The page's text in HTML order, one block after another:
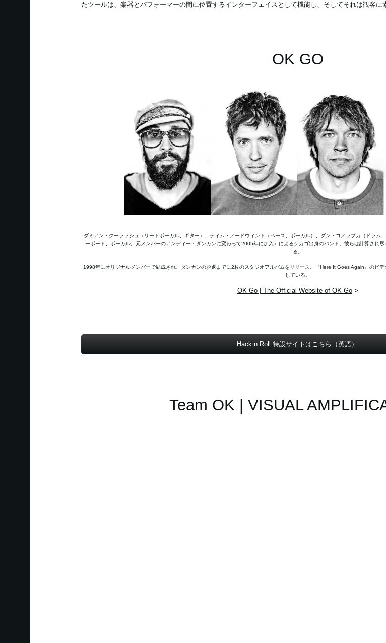
たツールは、楽器とパフォーマーの間に位置するインターフェイスとして機能し、そしてそれは観客に
OK GO
ダミアン・クーラッシュ（リードボーカル、ギター）、ティム・ノードウィンド（ベース、ボーカル）、ダン・コノップカ（ドラム
ーボード、ボーカル。元メンバーのアンディー・ダンカンに変わって2005年に加入）によるシカゴ出身のバンド。彼らは計算され
る。
1998年にオリジナルメンバーで結成され、ダンカンの脱退までに2枚のスタジオアルバムをリリース。『Here It Goes Again』のビ
している。
OK Go | The Official Website of OK Go>
Hack n Roll 特設サイトはこちら（英語）
Team OK | VISUAL